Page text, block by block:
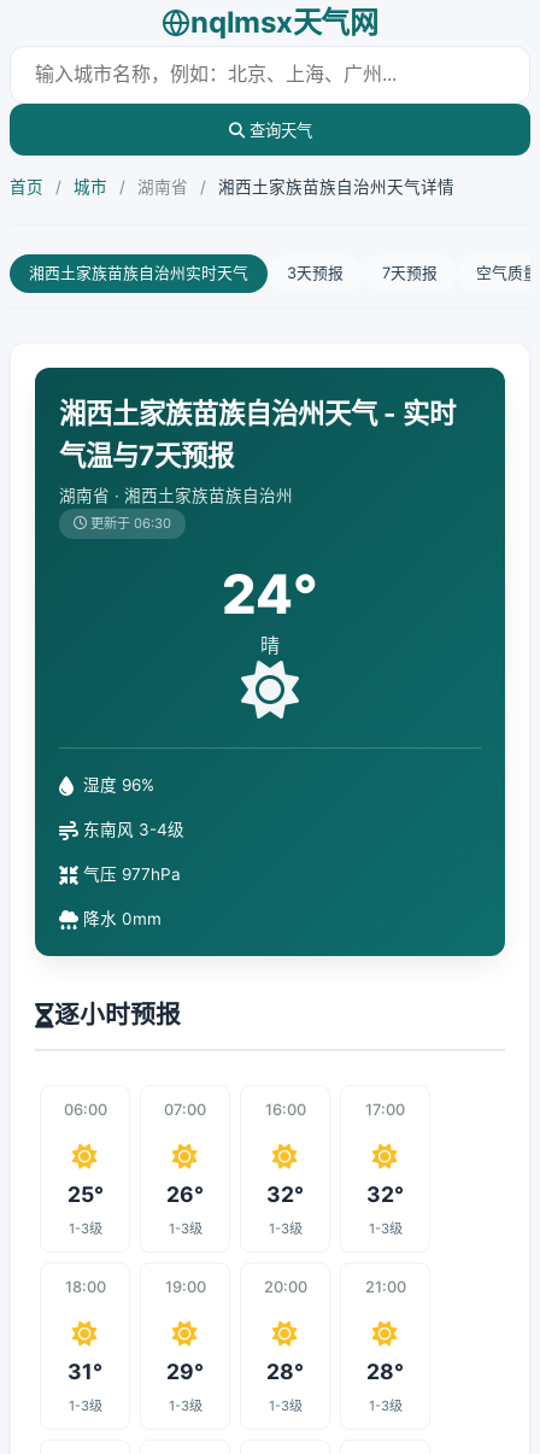
nqlmsx天气网
查询天气
首页 / 城市 / 湖南省 / 湘西土家族苗族自治州天气详情
湘西土家族苗族自治州实时天气 3天预报 7天预报 空气质量
湘西土家族苗族自治州天气 - 实时
气温与7天预报
湖南省 · 湘西土家族苗族自治州
更新于 06:30
24°
晴
湿度 96%
东南风 3-4级
气压 977hPa
降水 0mm
逐小时预报
06:00
25°
1-3级
07:00
26°
1-3级
16:00
32°
1-3级
17:00
32°
1-3级
18:00
31°
1-3级
19:00
29°
1-3级
20:00
28°
1-3级
21:00
28°
1-3级